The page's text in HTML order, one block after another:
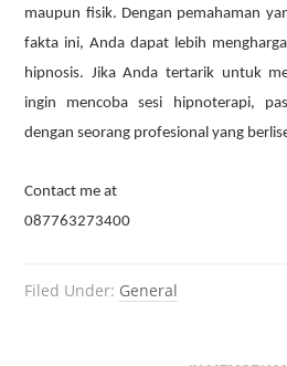
maupun fisik. Dengan pemahaman
fakta ini, Anda dapat lebih
hipnosis. Jika Anda tertarik untuk
ingin mencoba sesi hipnoterapi,
dengan seorang profesional yang
Contact me at
087763273400
Filed Under: General